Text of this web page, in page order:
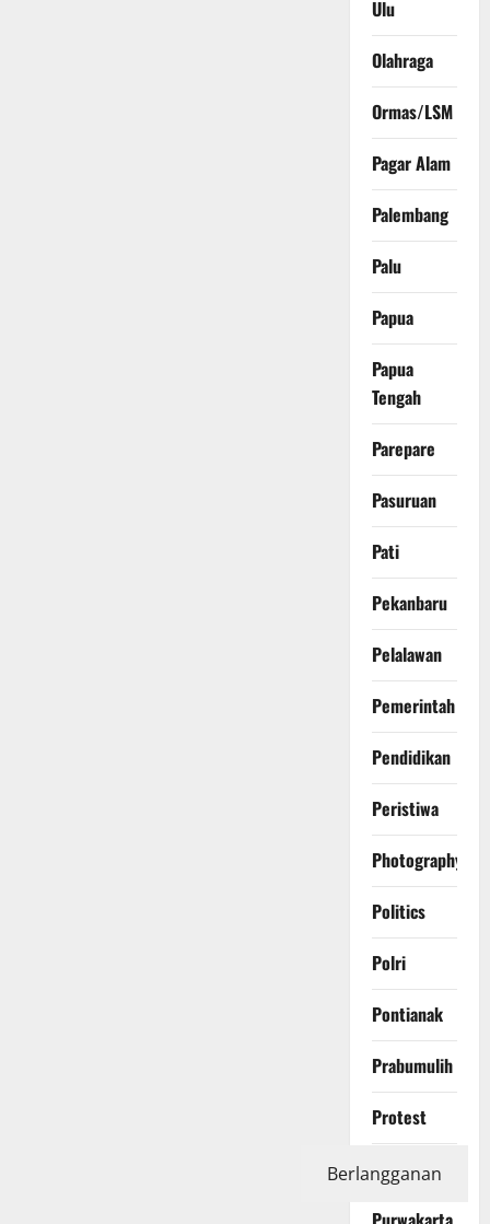
Ulu
Olahraga
Ormas/LSM
Pagar Alam
Palembang
Palu
Papua
Papua
Tengah
Parepare
Pasuruan
Pati
Pekanbaru
Pelalawan
Pemerintah
Pendidikan
Peristiwa
Photography
Politics
Polri
Pontianak
Prabumulih
Protest
Purbalingga
Berlangganan